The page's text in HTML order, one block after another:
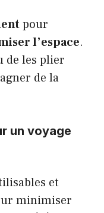
pour
l’espace.
de les plier
de la
un voyage
et
minimiser